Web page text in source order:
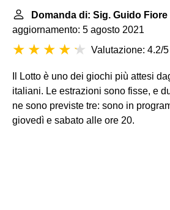
Domanda di: Sig. Guido Fiore
aggiornamento: 5 agosto 2021
Valutazione: 4.2/5
Il Lotto è uno dei giochi più attesi
italiani. Le estrazioni sono fisse, e
ne sono previste tre: sono in
giovedì e sabato alle ore 20.